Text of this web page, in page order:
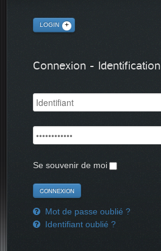
LOGIN
Connexion - Identification
Se souvenir de moi
Mot de passe oublié ?
Identifiant oublié ?